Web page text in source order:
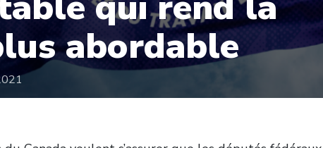
abordable